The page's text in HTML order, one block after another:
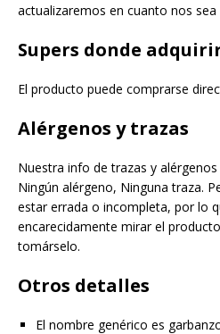
actualizaremos en cuanto nos sea
Supers donde
El producto puede comprarse
Alérgenos y trazas
Nuestra info de trazas y
Ningún alérgeno, Ninguna traza.
estar errada o incompleta, por lo
encarecidamente mirar el
tomárselo.
Otros detalles
El nombre genérico es